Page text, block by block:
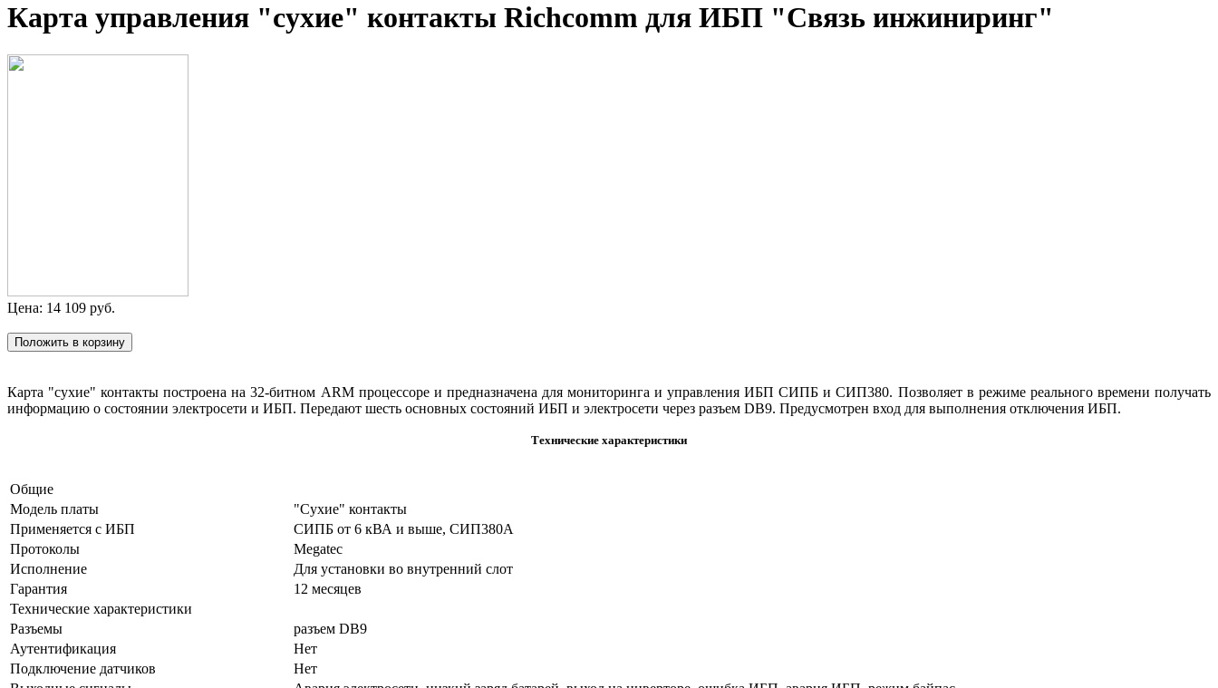
Карта управления "сухие" контакты Richcomm для ИБП "Связь инжиниринг"
Цена: 14 109 руб.
Карта "сухие" контакты построена на 32-битном ARM процессоре и предназначена для мониторинга и управления ИБП СИПБ и СИП380. Позволяет в режиме реального времени получать
информацию о состоянии электросети и ИБП. Передают шесть основных состояний ИБП и электросети через разъем DB9. Предусмотрен вход для выполнения отключения ИБП.
Технические характеристики
Общие
Модель платы
"Сухие" контакты
Применяется с ИБП
СИПБ от 6 кВА и выше, СИП380А
Протоколы
Megatec
Исполнение
Для установки во внутренний слот
Гарантия
12 месяцев
Технические характеристики
Разъемы
разъем DB9
Аутентификация
Нет
Подключение датчиков
Нет